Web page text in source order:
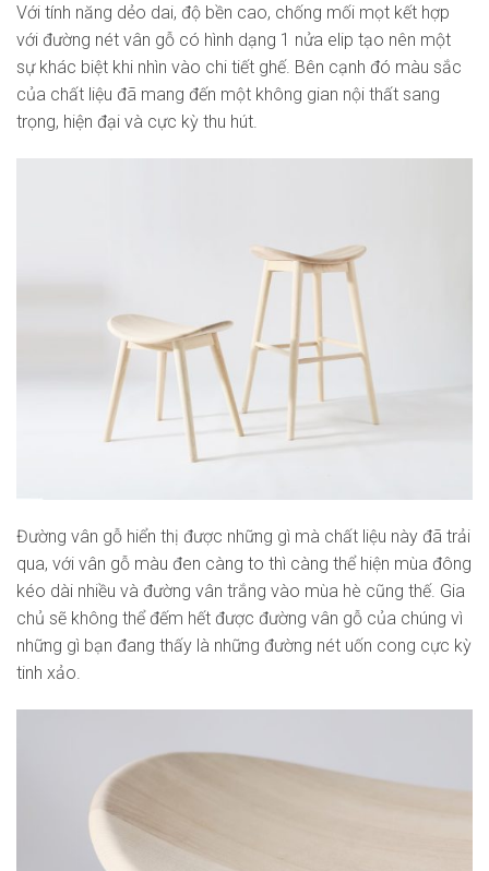
Với tính năng dẻo dai, độ bền cao, chống mối mọt kết hợp
với đường nét vân gỗ có hình dạng 1 nửa elip tạo nên một
sự khác biệt khi nhìn vào chi tiết ghế. Bên cạnh đó màu sắc
của chất liệu đã mang đến một không gian nội thất sang
trọng, hiện đại và cực kỳ thu hút.
Đường vân gỗ hiển thị được những gì mà chất liệu này đã trải
qua, với vân gỗ màu đen càng to thì càng thể hiện mùa đông
kéo dài nhiều và đường vân trắng vào mùa hè cũng thế. Gia
chủ sẽ không thể đếm hết được đường vân gỗ của chúng vì
những gì bạn đang thấy là những đường nét uốn cong cực kỳ
tinh xảo.